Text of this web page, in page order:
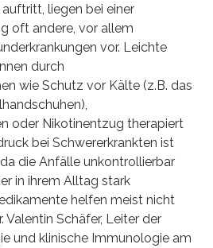
liegen bei einer
oft andere, vor allem
vor. Leichte
durch
wie Schutz vor Kälte (z.B. das
oder Nikotinentzug therapiert
bei Schwererkrankten ist
die Anfälle unkontrollierbar
in ihrem Alltag stark
helfen meist nicht
Valentin Schäfer, Leiter der
und klinische Immunologie am